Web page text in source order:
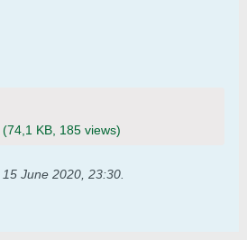
(74,1 KB, 185 views)
15 June 2020, 23:30